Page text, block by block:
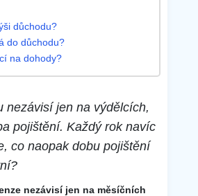
důchodu?
do důchodu?
na dohody?
nezávisí jen na výdělcích,
pojištění. Každý rok navíc
co naopak dobu pojištění
nezávisí jen na měsíčních